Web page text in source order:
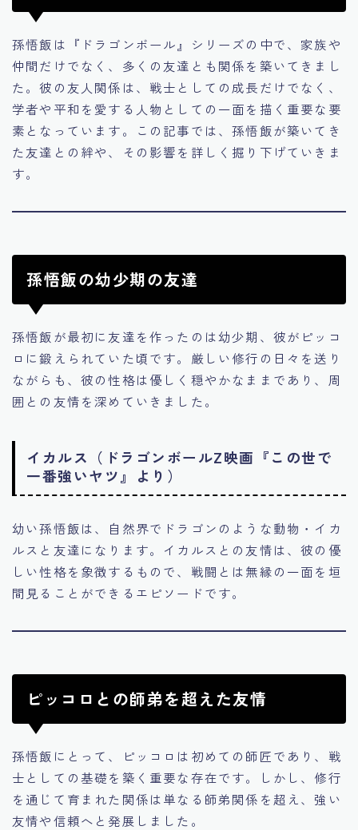
孫悟飯は『ドラゴンボール』シリーズの中で、家族や
仲間だけでなく、多くの友達とも関係を築いてきまし
た。彼の友人関係は、戦士としての成長だけでなく、
学者や平和を愛する人物としての一面を描く重要な要
素となっています。この記事では、孫悟飯が築いてき
た友達との絆や、その影響を詳しく掘り下げていきま
す。
孫悟飯の幼少期の友達
孫悟飯が最初に友達を作ったのは幼少期、彼がピッコ
ロに鍛えられていた頃です。厳しい修行の日々を送り
ながらも、彼の性格は優しく穏やかなままであり、周
囲との友情を深めていきました。
イカルス（ドラゴンボールZ映画『この世で
一番強いヤツ』より）
幼い孫悟飯は、自然界でドラゴンのような動物・イカ
ルスと友達になります。イカルスとの友情は、彼の優
しい性格を象徴するもので、戦闘とは無縁の一面を垣
間見ることができるエピソードです。
ピッコロとの師弟を超えた友情
孫悟飯にとって、ピッコロは初めての師匠であり、戦
士としての基礎を築く重要な存在です。しかし、修行
を通じて育まれた関係は単なる師弟関係を超え、強い
友情や信頼へと発展しました。